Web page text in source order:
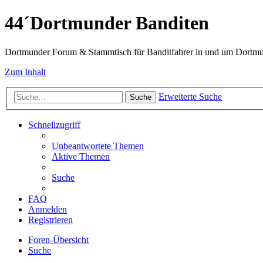
44´Dortmunder Banditen
Dortmunder Forum & Stammtisch für Banditfahrer in und um
Zum Inhalt
Suche Erweiterte Suche
Schnellzugriff
Unbeantwortete Themen
Aktive Themen
Suche
FAQ
Anmelden
Registrieren
Foren-Übersicht
Suche